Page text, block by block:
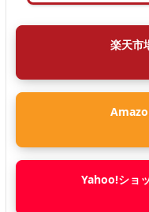
楽天市
Yahoo!ショ